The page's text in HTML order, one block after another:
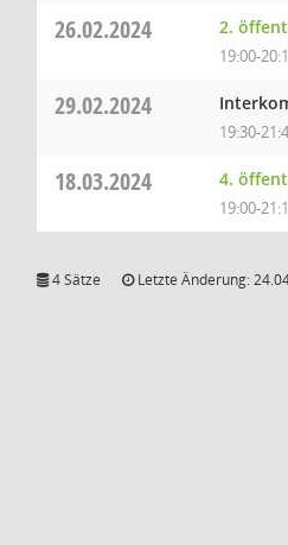
26.02.2024 2.
19:00-
29.02.2024
19:30-
18.03.2024 4.
19:00-
4 Sätze Letzte Änderung: